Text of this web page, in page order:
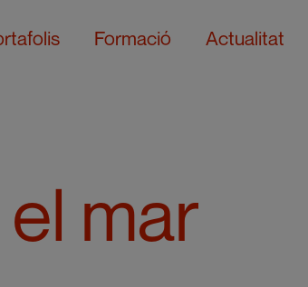
Formació Actualitat
el mar